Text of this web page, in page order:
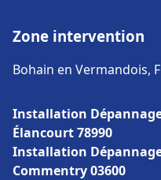
Zone intervention
Bohain en Vermandois,
Installation
Élancourt 78990
Installation
Commentry 03600